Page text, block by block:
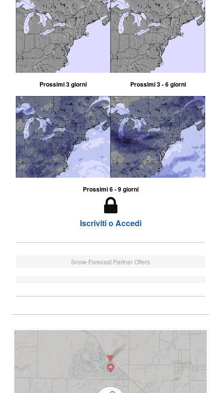
Prossimi 3 giorni Prossimi 3 - 6 giorni
Prossimi 6 - 9 giorni
Iscriviti o Accedi
Snow-Forecast Partner Offers